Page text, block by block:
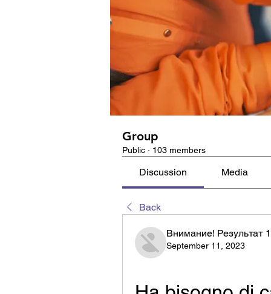
Group
Public · 103 members
Discussion Media
Back
Внимание! Результат
September 11, 2023